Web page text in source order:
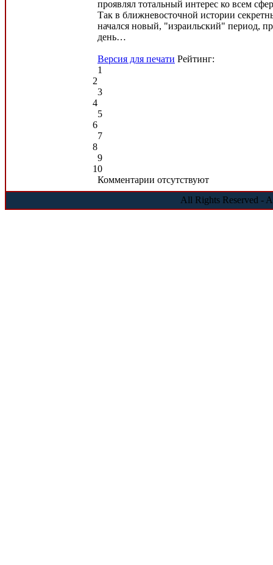
проявлял тотальный интерес ко всем
Так в ближневосточной истории
начался новый, "израильский" период,
день…
Версия для печати Рейтинг:
1
2
3
4
5
6
7
8
9
10
Комментарии отсутствуют
All Rights Reserved -